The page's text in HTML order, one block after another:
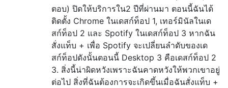
ตอบ) ปิดให้บริการใน2 ปีที่ผ่านมา ตอนนี้ฉันได้
ติดตั้ง Chrome ในเดสก์ท็อป 1, เทอร์มินัลในเด
สก์ท็อป 2 และ Spotify ในเดสก์ท็อป 3 หากฉัน
สั่งแท็บ + เพื่อ Spotify จะเปลี่ยนลำดับของเด
สก์ท็อปดังนั้นตอนนี้ Desktop 3 คือเดสก์ท็อป 2
3. สิ่งนี้น่าผิดหวังเพราะฉันคาดหวังให้พวกเขาอยู่
ต่อไป สิ่งที่ฉันต้องการจะเกิดขึ้นเมื่อฉันสั่งแท็บ +